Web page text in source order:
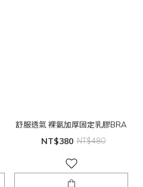
舒服透氣 裸氨加厚固定乳膠BRA
NT$380 NT$480